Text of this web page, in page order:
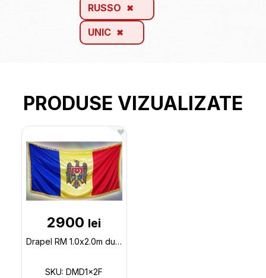
RUSSO
UNIC
PRODUSE VIZUALIZATE
2900 lei
Drapel RM 1.0x2.0m dublu,franguri DMD1x2F
SKU: DMD1x2F